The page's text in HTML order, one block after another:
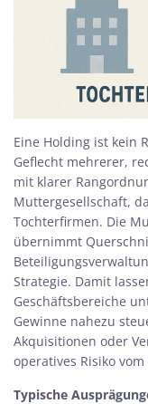
Eine Holding ist kein
Geflecht mehrerer,
mit klarer
Muttergesellschaft,
Tochterfirmen. Die
übernimmt
Strategie. Damit
Geschäftsbereiche
Gewinne nahezu
Akquisitionen oder
operatives Risiko
Typische